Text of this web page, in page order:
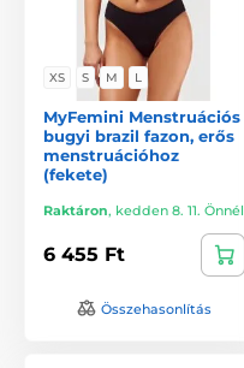
XS S M L
MyFemini Menstruációs
bugyi brazil fazon, erős
menstruációhoz
(fekete)
Raktáron, kedden 8. 11. Önnél
6 455 Ft
Összehasonlítás